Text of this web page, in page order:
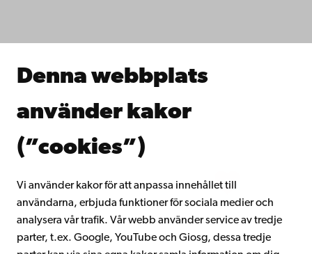
Denna webbplats
använder kakor
(”cookies”)
Vi använder kakor för att anpassa innehållet till
användarna, erbjuda funktioner för sociala medier och
analysera vår trafik. Vår webb använder service av tredje
parter, t.ex. Google, YouTube och Giosg, dessa tredje
Samarbeta med oss
Kontinuerligt lärande
Gå med i Åbo Akademis alumnnätverk
Intranätet
Facebook InstagramYouTube LinkedIn Blog Snapchat